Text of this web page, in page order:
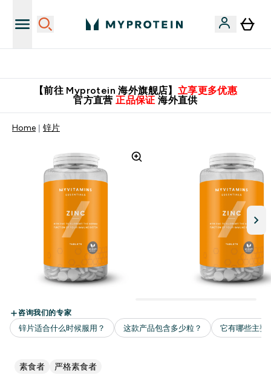
【前往 Myprotein 海外旗舰店】 立享更多优惠
官方直营 正品保证 海外直供
Home 锌片
素食者 严格素食者